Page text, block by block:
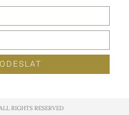
ODESLAT
RIGHTS RESERVED​